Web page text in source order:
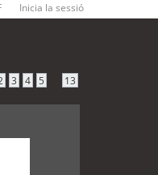
Inicia la sessió
3 4 5 13